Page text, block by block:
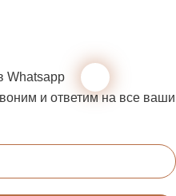
Whatsapp
и ответим на все ваши